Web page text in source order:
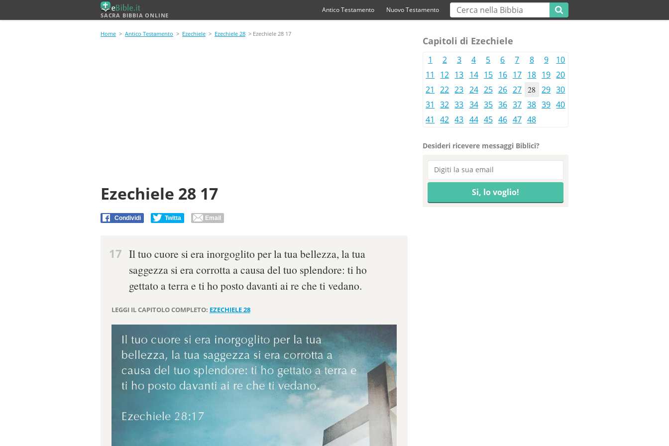
SACRA BIBBIA ONLINE
Antico Testamento Nuovo Testamento
Home > Antico Testamento > Ezechiele > Ezechiele 28 > Ezechiele 28 17
Ezechiele 28 17
Condividi Twitta Email
17 Il tuo cuore si era inorgoglito per la tua bellezza, la tua
saggezza si era corrotta a causa del tuo splendore: ti ho
gettato a terra e ti ho posto davanti ai re che ti vedano.
LEGGI IL CAPITOLO COMPLETO: EZECHIELE 28
Capitoli di Ezechiele
1 2 3 4 5 6 7 8 9
10
11
12 13 14 15 16 17 18 19 20
21
22 23 24 25 26 27 28 29 30
31
32 33 34 35 36 37 38 39 40
41
42 43 44 45 46 47 48
Desideri ricevere messaggi Biblici?